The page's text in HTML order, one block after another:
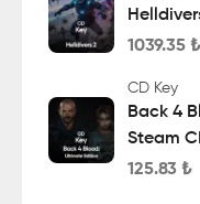
1039.35 ₺
CD Key
Back 4
Steam
125.83 ₺